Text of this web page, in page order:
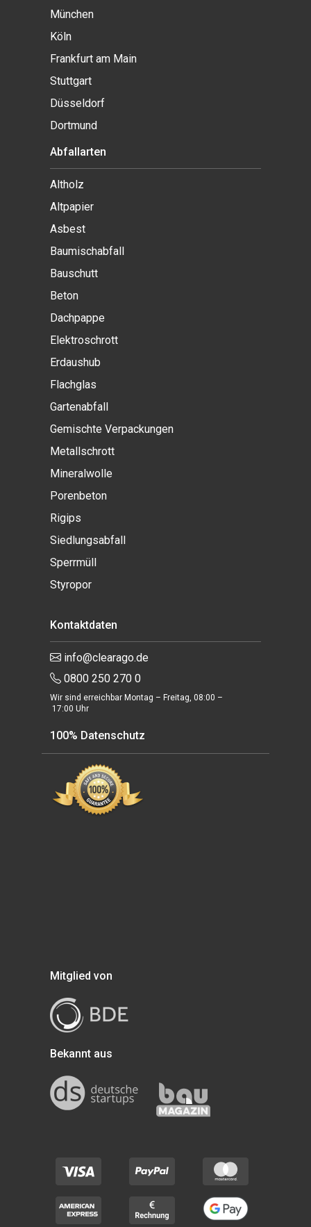
München
Köln
Frankfurt am Main
Stuttgart
Düsseldorf
Dortmund
Abfallarten
Altholz
Altpapier
Asbest
Baumischabfall
Bauschutt
Beton
Dachpappe
Elektroschrott
Erdaushub
Flachglas
Gartenabfall
Gemischte Verpackungen
Metallschrott
Mineralwolle
Porenbeton
Rigips
Siedlungsabfall
Sperrmüll
Styropor
Kontaktdaten
info@clearago.de
0800 250 270 0
Wir sind erreichbar Montag – Freitag, 08:00 –
17:00 Uhr
100% Datenschutz
Mitglied von
Bekannt aus